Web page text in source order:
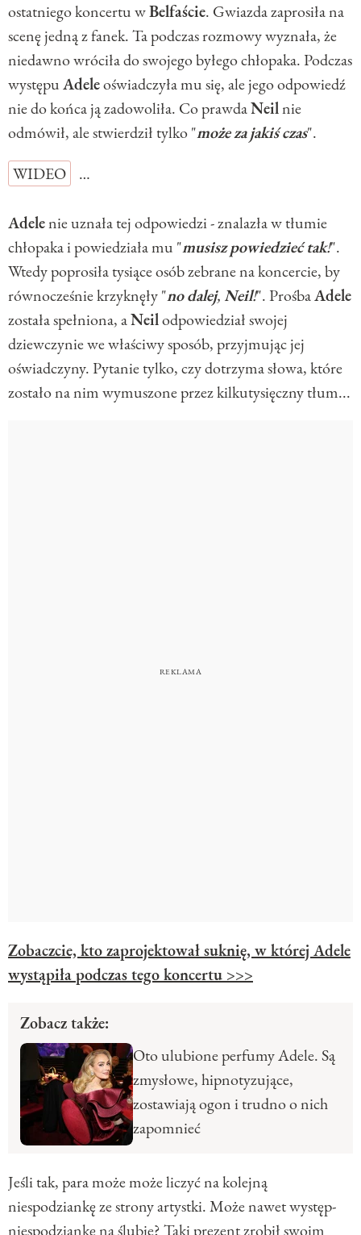
ostatniego koncertu wBelfaście. Gwiazda zaprosiła na
scenę jedną z fanek. Ta podczas rozmowy wyznała, że
niedawno wróciła do swojego byłego chłopaka. Podczas
występuAdeleoświadczyła mu się, ale jego odpowiedź
nie do końca ją zadowoliła. Co prawdaNeilnie
odmówił, ale stwierdził tylko "możezajakiśczas".
WIDEO
…
Adelenie uznała tej odpowiedzi - znalazła w tłumie
chłopaka i powiedziała mu "musiszpowiedzieć tak!".
Wtedy poprosiła tysiące osób zebrane na koncercie, by
równocześnie krzyknęły "nodalej, Neil!". ProśbaAdele
została spełniona, aNeilodpowiedział swojej
dziewczynie we właściwy sposób, przyjmując jej
oświadczyny. Pytanie tylko, czy dotrzyma słowa, które
zostało na nim wymuszone przez kilkutysięczny tłum...
Zobaczcie, kto zaprojektował suknię, w której Adele
wystąpiła podczas tego koncertu >>>
Zobacz także:
Oto ulubione perfumy Adele. Są
zmysłowe, hipnotyzujące,
zostawiają ogon i trudno o nich
zapomnieć
Jeśli tak, para może może liczyć na kolejną
niespodziankę ze strony artystki. Może nawet występ-
niespodziankę na ślubie? Taki prezent zrobił swoim